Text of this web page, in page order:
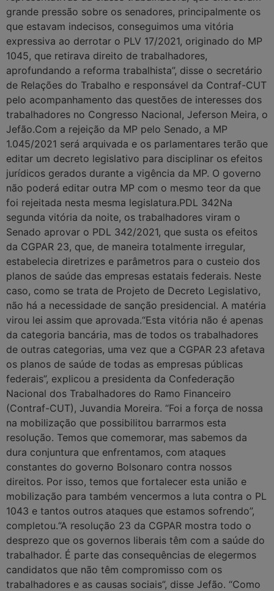
grande pressão sobre os senadores, principalmente os
que estavam indecisos, conseguimos uma vitória
expressiva ao derrotar o PLV 17/2021, originado do MP
1045, que retirava direito de trabalhadores,
aprofundando a reforma trabalhista”, disse o secretário
de Relações do Trabalho e responsável da Contraf-CUT
pelo acompanhamento das questões de interesses dos
trabalhadores no Congresso Nacional, Jeferson Meira, o
Jefão.Com a rejeição da MP pelo Senado, a MP
1.045/2021 será arquivada e os parlamentares terão que
editar um decreto legislativo para disciplinar os efeitos
jurídicos gerados durante a vigência da MP. O governo
não poderá editar outra MP com o mesmo teor da que
foi rejeitada nesta mesma legislatura.PDL 342Na
segunda vitória da noite, os trabalhadores viram o
Senado aprovar o PDL 342/2021, que susta os efeitos
da CGPAR 23, que, de maneira totalmente irregular,
estabelecia diretrizes e parâmetros para o custeio dos
planos de saúde das empresas estatais federais. Neste
caso, como se trata de Projeto de Decreto Legislativo,
não há a necessidade de sanção presidencial. A matéria
virou lei assim que aprovada.“Esta vitória não é apenas
da categoria bancária, mas de todos os trabalhadores
de outras categorias, uma vez que a CGPAR 23 afetava
os planos de saúde de todas as empresas públicas
federais”, explicou a presidenta da Confederação
Nacional dos Trabalhadores do Ramo Financeiro
(Contraf-CUT), Juvandia Moreira. “Foi a força de nossa
na mobilização que possibilitou barrarmos esta
resolução. Temos que comemorar, mas sabemos da
dura conjuntura que enfrentamos, com ataques
constantes do governo Bolsonaro contra nossos
direitos. Por isso, temos que fortalecer esta união e
mobilização para também vencermos a luta contra o PL
1043 e tantos outros ataques que estamos sofrendo”,
completou.“A resolução 23 da CGPAR mostra todo o
desprezo que os governos liberais têm com a saúde do
trabalhador. É parte das consequências de elegermos
candidatos que não têm compromisso com os
trabalhadores e as causas sociais”, disse Jefão. “Como